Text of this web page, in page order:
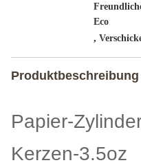
Eco
,
Produktbeschreibung
Papier-
Kerzen-3.5oz